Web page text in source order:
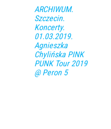
ARCHIWUM.
Szczecin.
Koncerty.
01.03.2019.
Agnieszka
Chylińska PINK
PUNK Tour 2019
@ Peron 5